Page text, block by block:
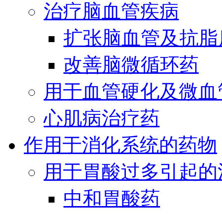
治疗脑血管疾病
扩张脑血管及抗
改善脑微循环药
用于血管硬化及微
心肌病治疗药
作用于消化系统的药物
用于胃酸过多引起
中和胃酸药